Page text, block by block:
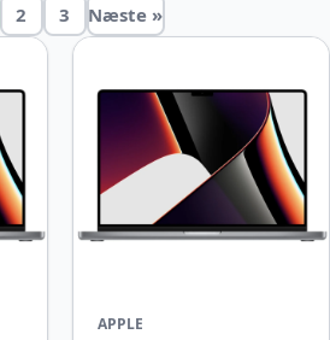
2 3 Næste »
APPLE